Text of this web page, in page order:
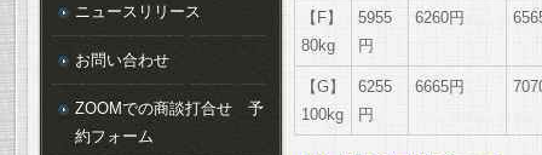
【F】
80kg
5955
円
6260円
【G】
100kg
6255
円
6665円
ニュースリリース
お問い合わせ
ZOOMでの商談打合せ 予
約フォーム